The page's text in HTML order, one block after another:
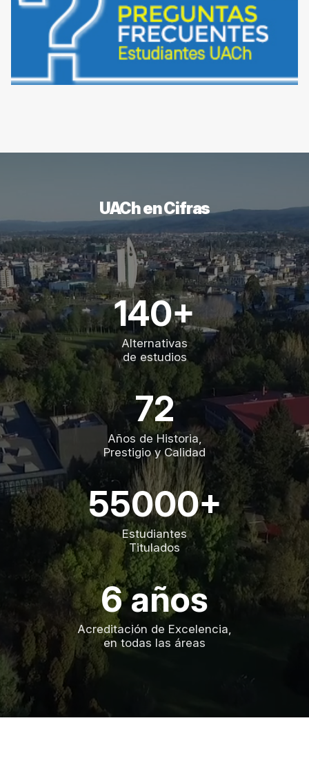
UACh en Cifras
140+
Alternativas
de estudios
72
Años de Historia,
Prestigio y Calidad
55000+
Estudiantes
Titulados
6 años
Acreditación de Excelencia,
en todas las áreas